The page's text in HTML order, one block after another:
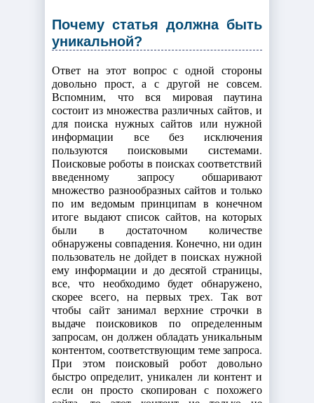
Почему статья должна быть
уникальной?
Ответ на этот вопрос с одной стороны
довольно прост, а с другой не совсем.
Вспомним, что вся мировая паутина
состоит из множества различных сайтов, и
для поиска нужных сайтов или нужной
информации все без исключения
пользуются поисковыми системами.
Поисковые роботы в поисках соответствий
введенному запросу обшаривают
множество разнообразных сайтов и только
по им ведомым принципам в конечном
итоге выдают список сайтов, на которых
были в достаточном количестве
обнаружены совпадения. Конечно, ни один
пользователь не дойдет в поисках нужной
ему информации и до десятой страницы,
все, что необходимо будет обнаружено,
скорее всего, на первых трех. Так вот
чтобы сайт занимал верхние строчки в
выдаче поисковиков по определенным
запросам, он должен обладать уникальным
контентом, соответствующим теме запроса.
При этом поисковый робот довольно
быстро определит, уникален ли контент и
если он просто скопирован с похожего